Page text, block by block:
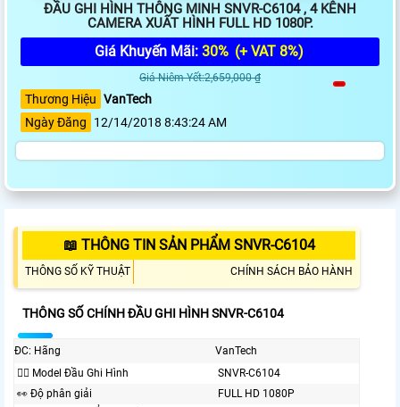
ĐẦU GHI HÌNH THÔNG MINH SNVR-C6104 , 4 KÊNH
CAMERA XUẤT HÌNH FULL HD 1080P.
Giá Khuyến Mãi: 30% (+ VAT 8%)
Giá Niêm Yết:2,659,000 ₫
Thương Hiệu VanTech
Ngày Đăng
12/14/2018 8:43:24 AM
📖 THÔNG TIN SẢN PHẨM SNVR-C6104
THÔNG SỐ KỸ THUẬT CHÍNH SÁCH BẢO HÀNH
THÔNG SỐ CHÍNH ĐẦU GHI HÌNH SNVR-C6104
ĐC: Hãng
VanTech
❤️‍💋‍ Model Đầu Ghi Hình
SNVR-C6104
️👀 Độ phân giải
FULL HD 1080P